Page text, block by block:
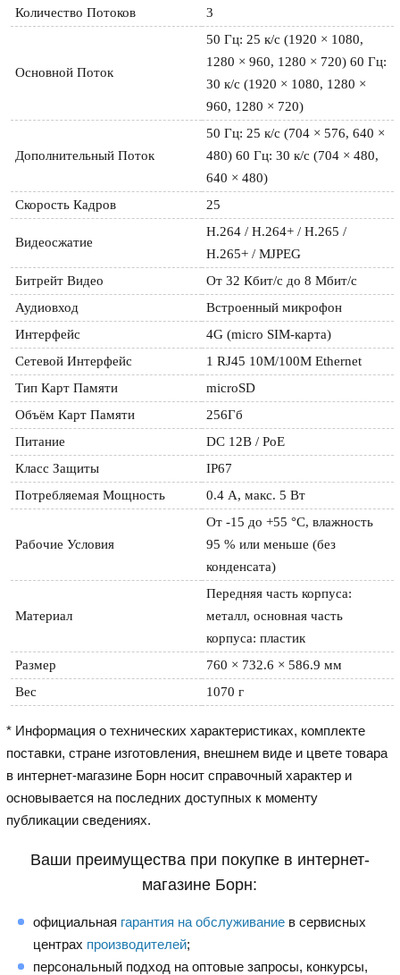
Количество Потоков 3
Основной Поток
50 Гц: 25 к/с (1920 × 1080,
1280 × 960, 1280 × 720) 60 Гц:
30 к/с (1920 × 1080, 1280 ×
960, 1280 × 720)
Дополнительный Поток
50 Гц: 25 к/с (704 × 576, 640 ×
480) 60 Гц: 30 к/с (704 × 480,
640 × 480)
Скорость Кадров
25
Видеосжатие
Н.264 / Н.264+ / Н.265 /
Н.265+ / MJPEG
Битрейт Видео
От 32 Кбит/с до 8 Мбит/с
Аудиовход
Встроенный микрофон
Интерфейс
4G (micro SIM-карта)
Сетевой Интерфейс
1 RJ45 10M/100M Ethernet
Тип Карт Памяти
microSD
Объём Карт Памяти
256Гб
Питание
DC 12В / PoE
Класс Защиты
IP67
Потребляемая Мощность
0.4 А, макс. 5 Вт
Рабочие Условия
От -15 до +55 °C, влажность
95 % или меньше (без
конденсата)
Материал
Передняя часть корпуса:
металл, основная часть
корпуса: пластик
Размер
760 × 732.6 × 586.9 мм
Вес
1070 г
* Информация о технических характеристиках, комплекте
поставки, стране изготовления, внешнем виде и цвете товара
в интернет-магазине Борн носит справочный характер и
основывается на последних доступных к моменту
публикации сведениях.
Ваши преимущества при покупке в интернет-
магазине Борн:
официальная гарантия на обслуживание в сервисных
центрах производителей;
персональный подход на оптовые запросы, конкурсы,